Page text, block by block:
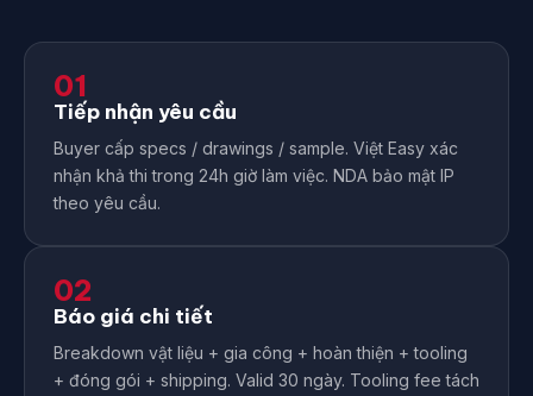
01
Tiếp nhận yêu cầu
Buyer cấp specs / drawings / sample. Việt Easy xác
nhận khả thi trong 24h giờ làm việc. NDA bảo mật IP
theo yêu cầu.
02
Báo giá chi tiết
Breakdown vật liệu + gia công + hoàn thiện + tooling
+ đóng gói + shipping. Valid 30 ngày. Tooling fee tách